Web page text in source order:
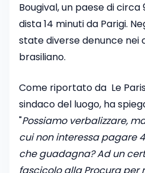
Bougival, un paese di
dista 14 minuti da Parigi.
state diverse denunce nei
brasiliano.
Come riportato da Le
sindaco del luogo, ha
"Possiamo verbalizzare,
cui non interessa pagare
che guadagna? Ad un